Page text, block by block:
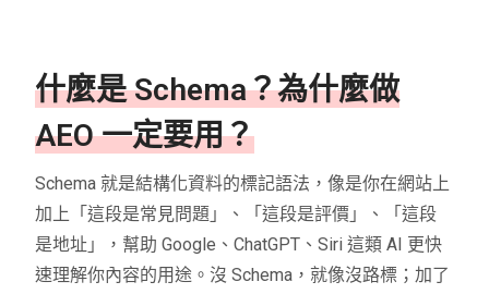
什麼是 Schema？為什麼做
AEO 一定要用？
Schema 就是結構化資料的標記語法，像是你在網站上
加上「這段是常見問題」、「這段是評價」、「這段
是地址」，幫助 Google、ChatGPT、Siri 這類 AI 更快
速理解你內容的用途。沒 Schema，就像沒路標；加了